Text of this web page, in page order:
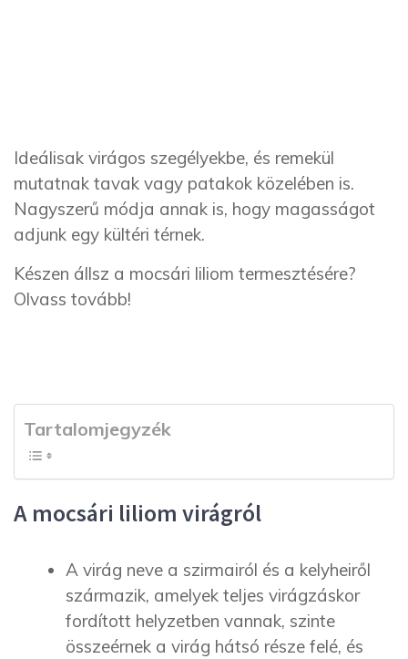
Ideálisak virágos szegélyekbe, és remekül
mutatnak tavak vagy patakok közelében is.
Nagyszerű módja annak is, hogy magasságot
adjunk egy kültéri térnek.
Készen állsz a mocsári liliom termesztésére?
Olvass tovább!
Tartalomjegyzék
A mocsári liliom virágról
A virág neve a szirmairól és a kelyheiről
származik, amelyek teljes virágzáskor
fordított helyzetben vannak, szinte
összeérnek a virág hátsó része felé, és